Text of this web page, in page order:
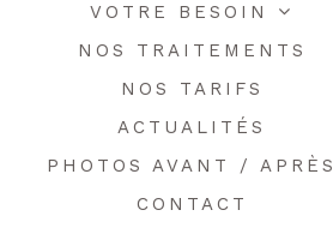
VOTRE BESOIN
NOS TRAITEMENTS
NOS TARIFS
ACTUALITÉS
PHOTOS AVANT / APRÈS
CONTACT